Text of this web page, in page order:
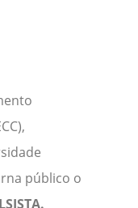
público o